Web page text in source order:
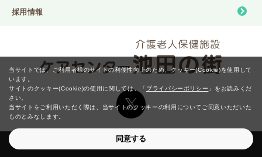
採用情報
Copyright © IKEDA no MACHI All right reserved.
当サイトでは、ご利用者様のサイトの利便性向上のため、クッキー(Cookie)を使用して
います。
サイトのクッキー(Cookie)の使用に関しては、
「 プライバシーポリシー 」をお読みくだ
さい。
当サイトをご利用いただく際は、当サイトのクッキーの利用についてご同意いただいた
ものとみなします。
同意する